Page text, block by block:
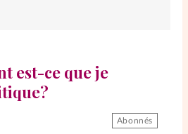
L'anecdote
est-ce que je
Abonnés